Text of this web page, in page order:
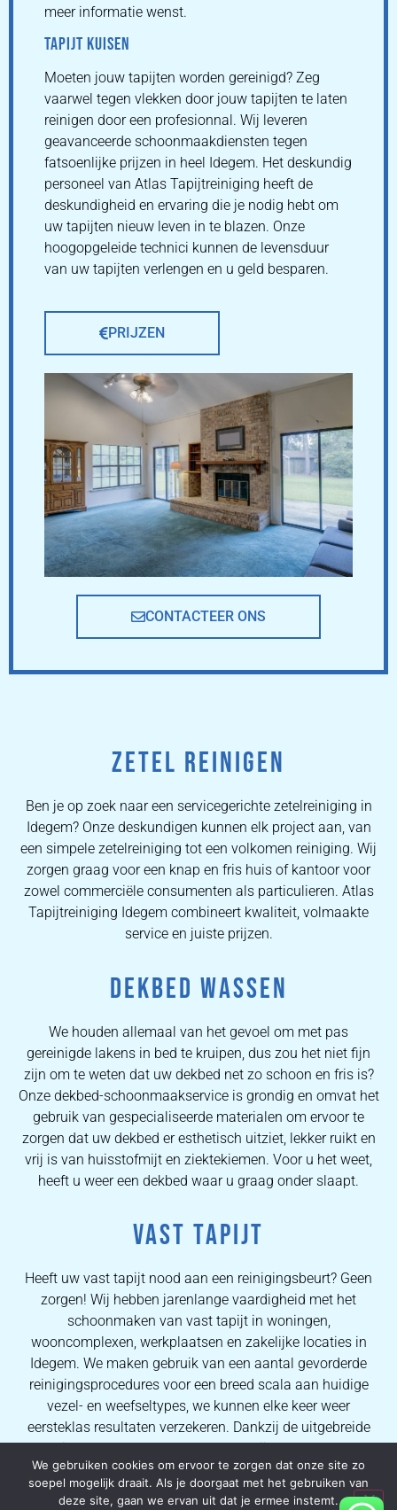
meer informatie wenst.
TAPIJT KUISEN
Moeten jouw tapijten worden gereinigd? Zeg
vaarwel tegen vlekken door jouw tapijten te laten
reinigen door een profesionnal. Wij leveren
geavanceerde schoonmaakdiensten tegen
fatsoenlijke prijzen in heel Idegem. Het deskundig
personeel van Atlas Tapijtreiniging heeft de
deskundigheid en ervaring die je nodig hebt om
uw tapijten nieuw leven in te blazen. Onze
hoogopgeleide technici kunnen de levensduur
van uw tapijten verlengen en u geld besparen.
PRIJZEN
CONTACTEER ONS
ZETEL REINIGEN
Ben je op zoek naar een servicegerichte zetelreiniging in
Idegem? Onze deskundigen kunnen elk project aan, van
een simpele zetelreiniging tot een volkomen reiniging. Wij
zorgen graag voor een knap en fris huis of kantoor voor
zowel commerciële consumenten als particulieren. Atlas
Tapijtreiniging Idegem combineert kwaliteit, volmaakte
service en juiste prijzen.
DEKBED WASSEN
We houden allemaal van het gevoel om met pas
gereinigde lakens in bed te kruipen, dus zou het niet fijn
zijn om te weten dat uw dekbed net zo schoon en fris is?
Onze dekbed-schoonmaakservice is grondig en omvat het
gebruik van gespecialiseerde materialen om ervoor te
zorgen dat uw dekbed er esthetisch uitziet, lekker ruikt en
vrij is van huisstofmijt en ziektekiemen. Voor u het weet,
heeft u weer een dekbed waar u graag onder slaapt.
VAST TAPIJT
Heeft uw vast tapijt nood aan een reinigingsbeurt? Geen
zorgen! Wij hebben jarenlange vaardigheid met het
schoonmaken van vast tapijt in woningen,
wooncomplexen, werkplaatsen en zakelijke locaties in
Idegem. We maken gebruik van een aantal gevorderde
reinigingsprocedures voor een breed scala aan huidige
vezel- en weefseltypes, we kunnen elke keer weer
eersteklas resultaten verzekeren. Dankzij de uitgebreide
kennis van onze operators kunnen wij al onze klanten
perfecte vlekverwijderingsprocessen en kwalitatieve
tapijtreinigingsresultaten verzekeren.
We gebruiken cookies om ervoor te zorgen dat onze site zo
soepel mogelijk draait. Als je doorgaat met het gebruiken van
deze site, gaan we ervan uit dat je ermee instemt.